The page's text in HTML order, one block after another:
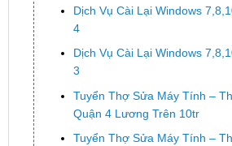
Dịch Vụ Cài Lại Windows
4
Dịch Vụ Cài Lại Windows
3
Tuyển Thợ Sửa Máy Tính –
Quận 4 Lương Trên 10tr
Tuyển Thợ Sửa Máy Tính –